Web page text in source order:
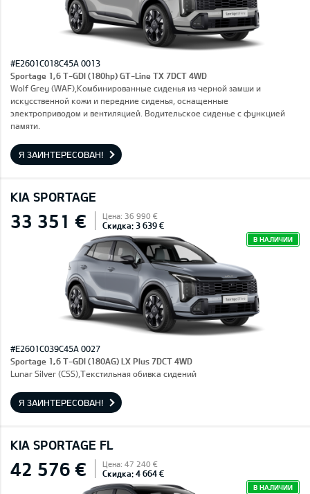
#E2601C018C45A 0013
Sportage 1,6 T-GDI (180hp) GT-Line TX 7DCT 4WD
Wolf Grey (WAF),Комбинированные сиденья из черной замши и
искусственной кожи и передние сиденья, оснащенные
электроприводом и вентиляцией. Водительское сиденье с функцией
памяти.
Я ЗАИНТЕРЕСОВАН!
KIA SPORTAGE
33 351 € Цена: 36 990 €
Скидка: 3 639 €
В НАЛИЧИИ
#E2601C039C45A 0027
Sportage 1,6 T-GDI (180AG) LX Plus 7DCT 4WD
Lunar Silver (CSS),Текстильная обивка сидений
Я ЗАИНТЕРЕСОВАН!
KIA SPORTAGE FL
42 576 € Цена: 47 240 €
Скидка: 4 664 €
В НАЛИЧИИ